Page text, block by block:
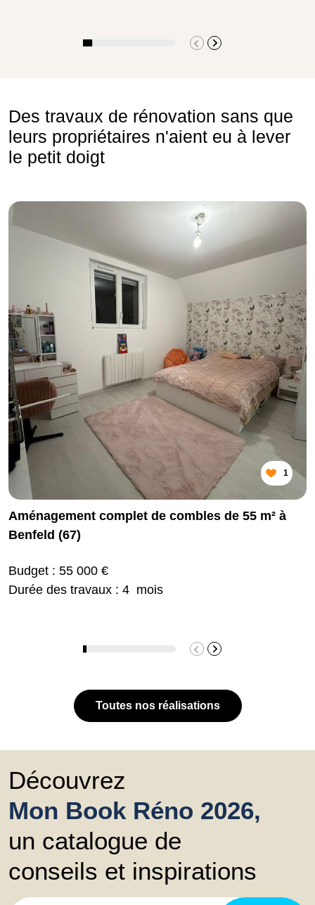
Des travaux de rénovation sans que
leurs propriétaires n'aient eu à lever
le petit doigt
1
Aménagement complet de combles de 55 m² à
Benfeld (67)
Budget : 55 000 €
Durée des travaux : 4 mois
Toutes nos réalisations
Découvrez
Mon Book Réno 2026,
un catalogue de
conseils et inspirations